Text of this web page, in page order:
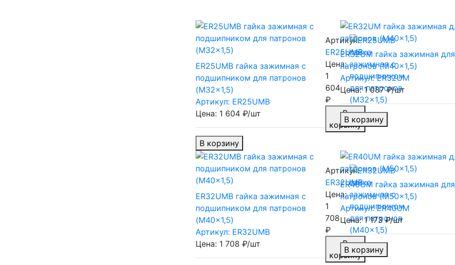
ER25UMB гайка зажимная c
подшипником для патронов
(M32x1,5)
Артикул: ER25UMB
Цена: 1 604 ₽/шт
В корзину
Артикул:
ER25UMB
Цена:
1
604
₽
В
корзину
ER32UM гайка зажимная для
патронов (M40x1,5)
Артикул: ER32UM
Цена: 1 087 ₽/шт
В корзину
ER32UMB гайка зажимная c
подшипником для патронов
(M40x1,5)
Артикул: ER32UMB
Цена: 1 708 ₽/шт
Артикул:
ER32UMB
Цена:
1
708
₽
В
корзину
ER40UM гайка зажимная для
патронов (M50x1,5)
Артикул: ER40UM
Цена: 1 173 ₽/шт
В корзину